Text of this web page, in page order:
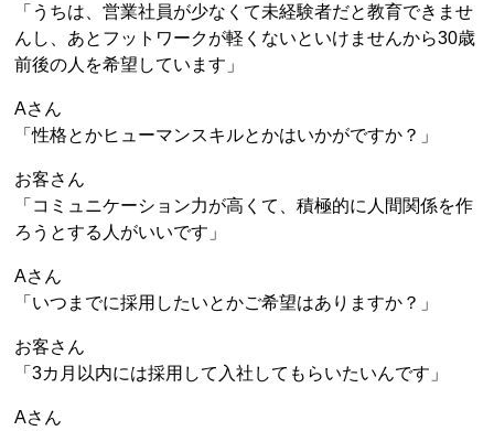
「うちは、営業社員が少なくて未経験者だと教育できませ
んし、あとフットワークが軽くないといけませんから30歳
前後の人を希望しています」
Aさん
「性格とかヒューマンスキルとかはいかがですか？」
お客さん
「コミュニケーション力が高くて、積極的に人間関係を作
ろうとする人がいいです」
Aさん
「いつまでに採用したいとかご希望はありますか？」
お客さん
「3カ月以内には採用して入社してもらいたいんです」
Aさん